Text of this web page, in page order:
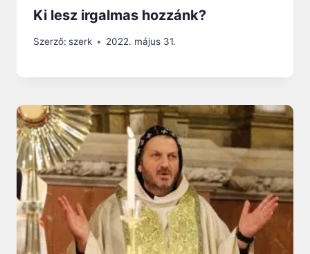
Ki lesz irgalmas hozzánk?
Szerző: szerk 2022. május 31.